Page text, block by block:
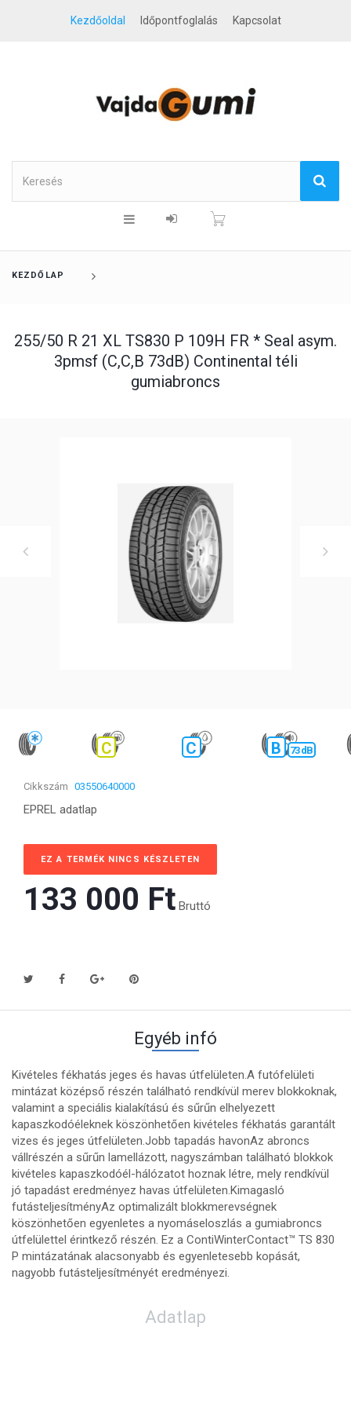
Kezdőoldal Időpontfoglalás Kapcsolat
KEZDŐLAP
255/50 R 21 XL TS830 P 109H FR * Seal asym.
3pmsf (C,C,B 73dB) Continental téli
gumiabroncs
C C B 73 dB
Cikkszám 03550640000
EPREL adatlap
EZ A TERMÉK NINCS KÉSZLETEN
133 000 Ft‎ Bruttó
Egyéb infó
Kivételes fékhatás jeges és havas útfelületen.A futófelületi
mintázat középső részén található rendkívül merev blokkoknak,
valamint a speciális kialakítású és sűrűn elhelyezett
kapaszkodóéleknek köszönhetően kivételes fékhatás garantált
vizes és jeges útfelületen.Jobb tapadás havonAz abroncs
vállrészén a sűrűn lamellázott, nagyszámban található blokkok
kivételes kapaszkodóél-hálózatot hoznak létre, mely rendkívül
jó tapadást eredményez havas útfelületen.Kimagasló
futásteljesítményAz optimalizált blokkmerevségnek
köszönhetően egyenletes a nyomáseloszlás a gumiabroncs
útfelülettel érintkező részén. Ez a ContiWinterContact™ TS 830
P mintázatának alacsonyabb és egyenletesebb kopását,
nagyobb futásteljesítményét eredményezi.
Adatlap